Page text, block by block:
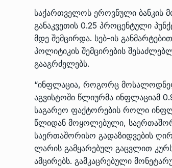
საქართველოს ეროვნული ბანკის
განაკვეთის 0.25 პროცენტული
მდე შემცირდა. სებ-ის
პოლიტიკის შემცირების
გააგრძელებს.
“ინფლაცია, როგორც
აგვისტოში წლიურმა ინფლაციამ
საგარეო ფაქტორების როლი
წლიდან მოყოლებული,
საერთაშორისო გადაზიდვების
ლარის გამყარებულ გაცვლით
ამცირებს. გამკაცრებული
ᲔᲙᲝᲜᲝᲛᲘᲙᲐ
8
9